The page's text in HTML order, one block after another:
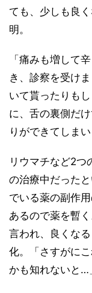
ても、少しも良
明。
「痛みも増して
き、診察を受け
いて貰ったりも
に、舌の裏側だ
りができてしま
リウマチなど2つ
の治療中だった
でいる薬の副作
あるので薬を暫
言われ、良くな
化。「さすがに
かも知れないと…